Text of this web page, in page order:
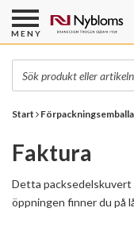
Start
Faktura
Detta
öppningen finner du på
MENY